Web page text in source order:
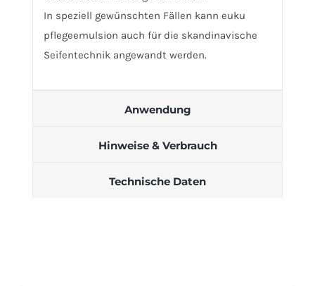
In speziell gewünschten Fällen kann euku
pflegeemulsion auch für die skandinavische
Seifentechnik angewandt werden.
Anwendung
Hinweise & Verbrauch
Technische Daten